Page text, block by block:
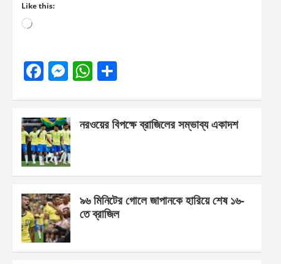
Like this:
Loading…
F
b
o
o
k
M
n
g
er
W
s
p
e
নরওয়ের বিপক্ষে ব্রাজিলের সম্ভাব্য একাদশ
৯৬ মিনিটের গোলে জাপানকে হারিয়ে শেষ ১৬-
তে ব্রাজিল